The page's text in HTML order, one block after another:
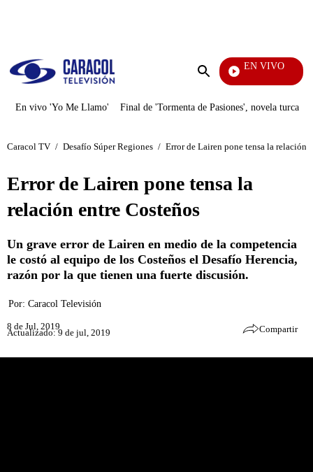
Enviar
EN VIVO
Diario De Diana
En vivo 'Yo Me Llamo' Final de 'Tormenta de Pasiones', novela turca
Caracol TV / Desafío Súper Regiones / Error de Lairen pone tensa la relación
Error de Lairen pone tensa la
relación entre Costeños
Un grave error de Lairen en medio de la competencia
le costó al equipo de los Costeños el Desafío Herencia,
razón por la que tienen una fuerte discusión.
Por: Caracol Televisión
8 de Jul, 2019
Actualizado: 9 de jul, 2019 Compartir